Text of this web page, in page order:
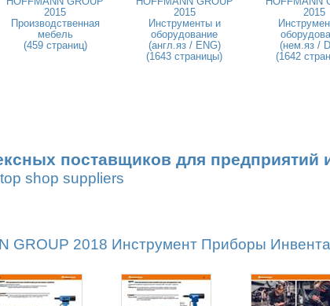
2015
Производственная
мебель
(459 страниц)
2015
Инструменты и
оборудование
(англ.яз / ENG)
(1643 страницы)
2015
(нем.яз /
(1642
поставщиков для предприятий
shop suppliers
GROUP 2018 Инструмент Приборы